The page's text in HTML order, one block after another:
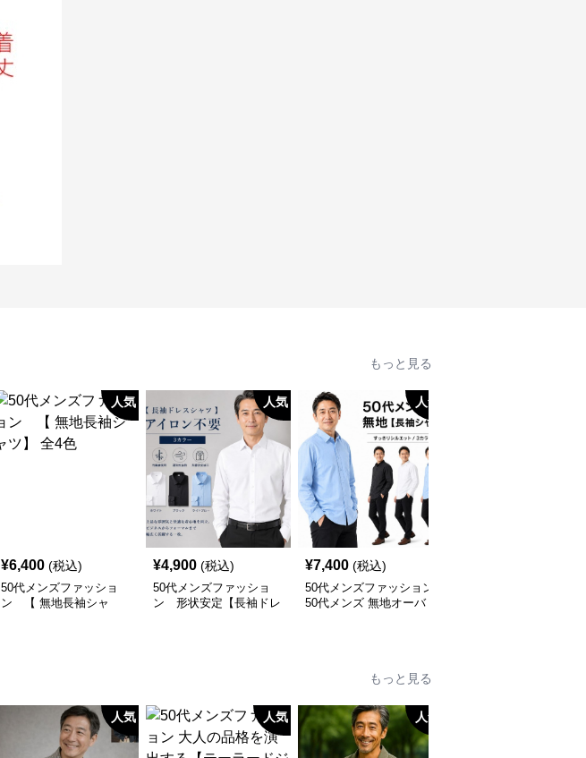
もっと見る
人気
¥6,400 (税込)
50代メンズファッショ
ン 【 無地長袖シャ
人気
¥4,900 (税込)
50代メンズファッショ
ン 形状安定【長袖ドレ
人気
¥7,400 (税込)
50代メンズファッション
50代メンズ 無地オーバ
もっと見る
人気 人気 人気